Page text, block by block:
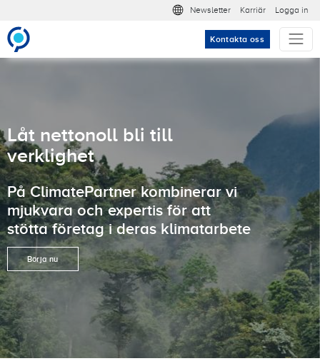
Meta nav
Newsletter Karriär Logga in
Kontakta oss
Låt nettonoll bli till
verklighet
På ClimatePartner kombinerar vi
mjukvara och expertis för att
stötta företag i deras klimatarbete
Börja nu